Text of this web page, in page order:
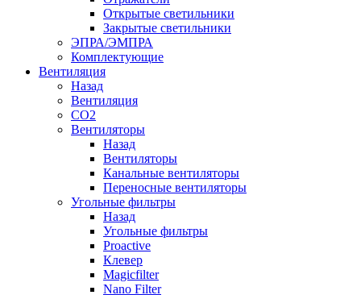
Открытые светильники
Закрытые светильники
ЭПРА/ЭМПРА
Комплектующие
Вентиляция
Назад
Вентиляция
СО2
Вентиляторы
Назад
Вентиляторы
Канальные вентиляторы
Переносные вентиляторы
Угольные фильтры
Назад
Угольные фильтры
Proactive
Клевер
Magicfilter
Nano Filter